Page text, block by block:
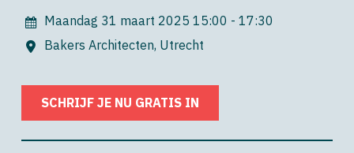
Maandag 31 maart 2025 15:00 - 17:30
Bakers Architecten, Utrecht
SCHRIJF JE NU GRATIS IN